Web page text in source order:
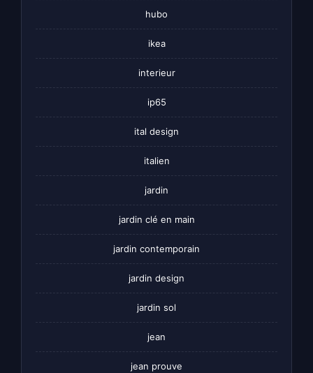
hubo
ikea
interieur
ip65
ital design
italien
jardin
jardin clé en main
jardin contemporain
jardin design
jardin sol
jean
jean prouve